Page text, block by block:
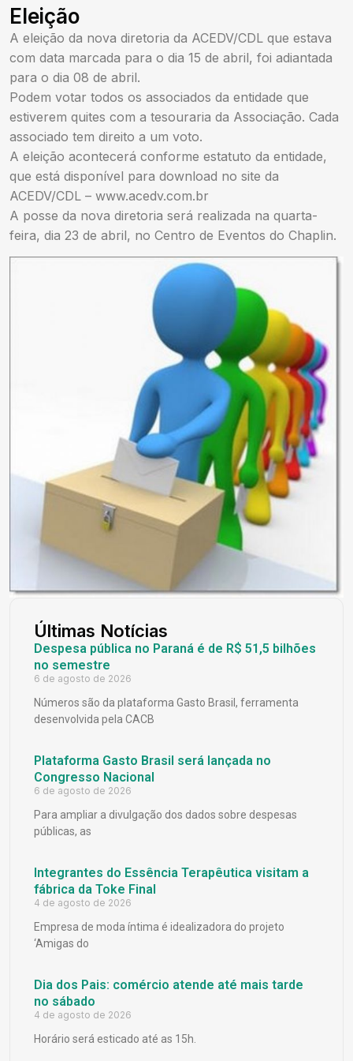
Eleição
A eleição da nova diretoria da ACEDV/CDL que estava
com data marcada para o dia 15 de abril, foi adiantada
para o dia 08 de abril.
Podem votar todos os associados da entidade que
estiverem quites com a tesouraria da Associação. Cada
associado tem direito a um voto.
A eleição acontecerá conforme estatuto da entidade,
que está disponível para download no site da
ACEDV/CDL – www.acedv.com.br
A posse da nova diretoria será realizada na quarta-
feira, dia 23 de abril, no Centro de Eventos do Chaplin.
Últimas Notícias
Despesa pública no Paraná é de R$ 51,5 bilhões
no semestre
6 de agosto de 2026
Números são da plataforma Gasto Brasil, ferramenta
desenvolvida pela CACB
Plataforma Gasto Brasil será lançada no
Congresso Nacional
6 de agosto de 2026
Para ampliar a divulgação dos dados sobre despesas
públicas, as
Integrantes do Essência Terapêutica visitam a
fábrica da Toke Final
4 de agosto de 2026
Empresa de moda íntima é idealizadora do projeto
‘Amigas do
Dia dos Pais: comércio atende até mais tarde
no sábado
4 de agosto de 2026
Horário será esticado até as 15h.